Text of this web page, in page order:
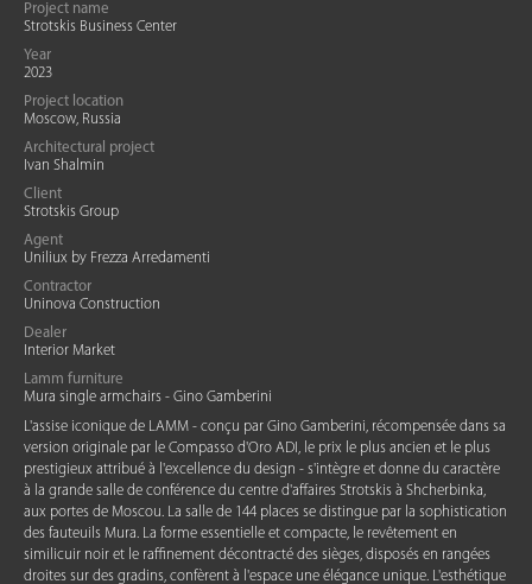
Project name
Strotskis Business Center
Year
2023
Project location
Moscow, Russia
Architectural project
Ivan Shalmin
Client
Strotskis Group
Agent
Uniliux by Frezza Arredamenti
Contractor
Uninova Construction
Dealer
Interior Market
Lamm furniture
Mura single armchairs - Gino Gamberini
L'assise iconique de LAMM - conçu par Gino Gamberini, récompensée dans sa
version originale par le Compasso d'Oro ADI, le prix le plus ancien et le plus
prestigieux attribué à l'excellence du design - s'intègre et donne du caractère
à la grande salle de conférence du centre d'affaires Strotskis à Shcherbinka,
aux portes de Moscou. La salle de 144 places se distingue par la sophistication
des fauteuils Mura. La forme essentielle et compacte, le revêtement en
similicuir noir et le raffinement décontracté des sièges, disposés en rangées
droites sur des gradins, confèrent à l'espace une élégance unique. L'esthétique